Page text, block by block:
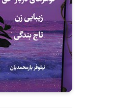
کتاب‌های متنی